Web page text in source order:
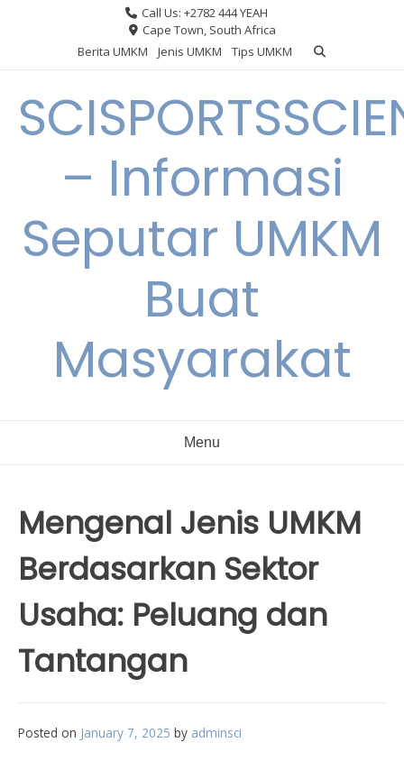
Call Us: +2782 444 YEAH
Cape Town, South Africa
Berita UMKM
Jenis UMKM Tips UMKM
– Informasi
Seputar UMKM
Buat
Masyarakat
Menu
Mengenal Jenis UMKM
Berdasarkan Sektor
Usaha: Peluang dan
Tantangan
Posted on January 7, 2025 by adminsci